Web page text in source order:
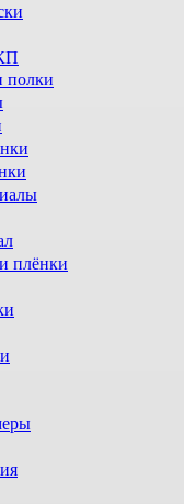
полки
плёнки